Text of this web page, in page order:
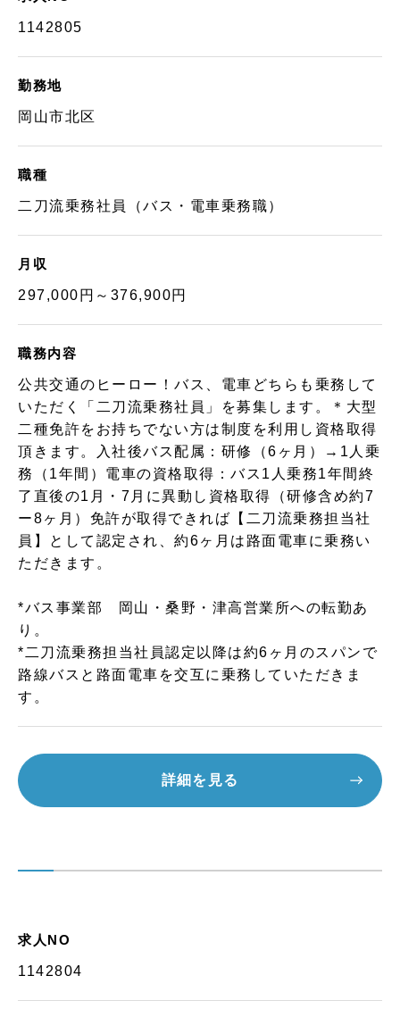
1142805
勤務地
岡山市北区
職種
二刀流乗務社員（バス・電車乗務職）
月収
297,000円～376,900円
職務内容
公共交通のヒーロー！バス、電車どちらも乗務して
いただく「二刀流乗務社員」を募集します。＊大型
二種免許をお持ちでない方は制度を利用し資格取得
頂きます。入社後バス配属：研修（6ヶ月）→1人乗
務（1年間）電車の資格取得：バス1人乗務1年間終
了直後の1月・7月に異動し資格取得（研修含め約7
ー8ヶ月）免許が取得できれば【二刀流乗務担当社
員】として認定され、約6ヶ月は路面電車に乗務い
ただきます。
*バス事業部 岡山・桑野・津高営業所への転勤あ
り。
*二刀流乗務担当社員認定以降は約6ヶ月のスパンで
路線バスと路面電車を交互に乗務していただきま
す。
詳細を見る
求人NO
1142804